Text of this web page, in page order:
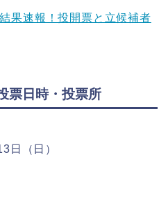
果速報！投開票と立候補者
票日時・投票所
日（日）